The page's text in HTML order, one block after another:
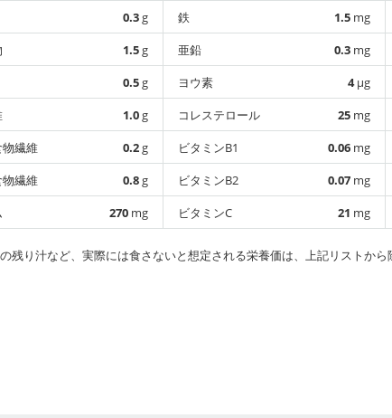
0.3g
1.5g
0.5g
1.0g
繊維
0.2g
繊維
0.8g
270 mg
鉄
1.5 mg
亜鉛
0.3 mg
ヨウ素
4µg
コレステロール
25 mg
ビタミンB1
0.06 mg
ビタミンB2
0.07 mg
ビタミンC
21 mg
残り汁など、実際には食さないと想定される栄養価は、上記リストから